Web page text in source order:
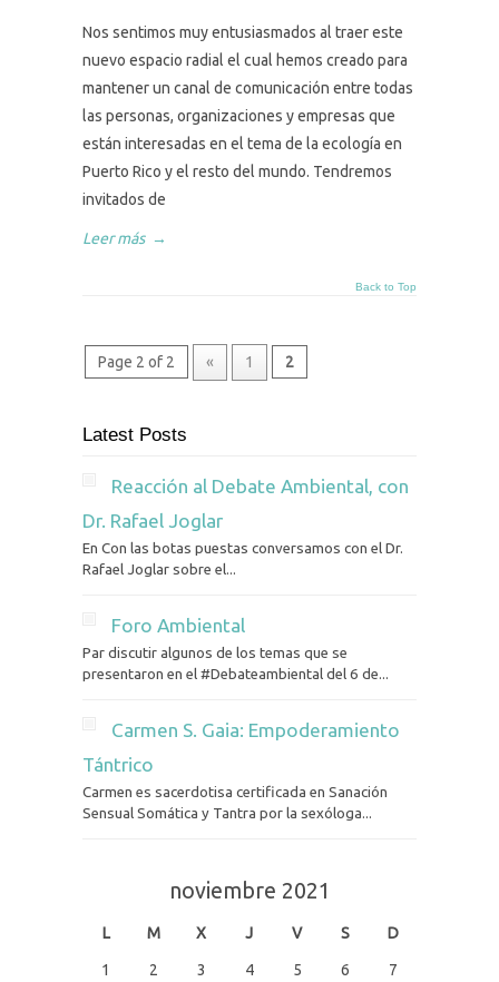
Nos sentimos muy entusiasmados al traer este
nuevo espacio radial el cual hemos creado para
mantener un canal de comunicación entre todas
las personas, organizaciones y empresas que
están interesadas en el tema de la ecología en
Puerto Rico y el resto del mundo. Tendremos
invitados de
Leer más →
Back to Top
Page 2 of 2 « 1 2
Latest Posts
Reacción al Debate Ambiental, con
Dr. Rafael Joglar
En Con las botas puestas conversamos con el Dr.
Rafael Joglar sobre el...
Foro Ambiental
Par discutir algunos de los temas que se
presentaron en el #Debateambiental del 6 de...
Carmen S. Gaia: Empoderamiento
Tántrico
Carmen es sacerdotisa certificada en Sanación
Sensual Somática y Tantra por la sexóloga...
noviembre 2021
L M X J V S D
1 2 3 4 5 6 7